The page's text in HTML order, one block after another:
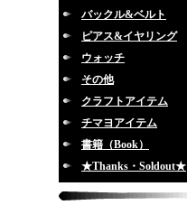
バックル&ベルト
ピアス&イヤリング
ウォッチ
その他
クラフトアイテム
チマヨアイテム
書籍（Book）
★Thanks・Soldout★